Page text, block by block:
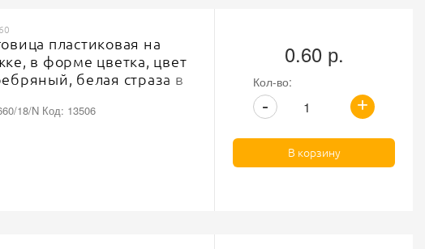
пластиковая на
в форме цветка, цвет
белая страза в
18/N Код: 13506
0.60 р.
Кол-во:
+
-
В корзину